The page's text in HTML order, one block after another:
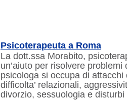
Psicoterapeuta a Roma
La dott.ssa Morabito,
un’aiuto per risolvere
psicologa si occupa di
difficolta’ relazionali,
divorzio, sessuologia e disturbi